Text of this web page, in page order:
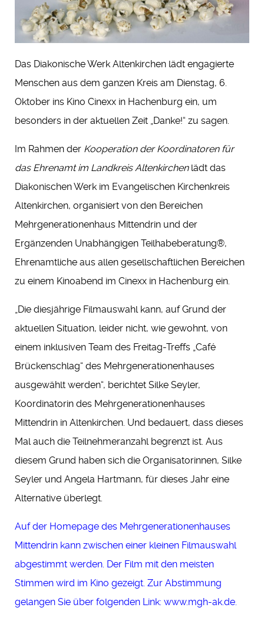
Das Diakonische Werk Altenkirchen lädt engagierte
Menschen aus dem ganzen Kreis am Dienstag, 6.
Oktober ins Kino Cinexx in Hachenburg ein, um
besonders in der aktuellen Zeit „Danke!“ zu sagen.
Im Rahmen der Kooperation der Koordinatoren für
das Ehrenamt im Landkreis Altenkirchenlädt das
Diakonischen Werk im Evangelischen Kirchenkreis
Altenkirchen, organisiert von den Bereichen
Mehrgenerationenhaus Mittendrin und der
Ergänzenden Unabhängigen Teilhabeberatung®,
Ehrenamtliche aus allen gesellschaftlichen Bereichen
zu einem Kinoabend im Cinexx in Hachenburg ein.
„Die diesjährige Filmauswahl kann, auf Grund der
aktuellen Situation, leider nicht, wie gewohnt, von
einem inklusiven Team des Freitag-Treffs „Café
Brückenschlag“ des Mehrgenerationenhauses
ausgewählt werden“, berichtet Silke Seyler,
Koordinatorin des Mehrgenerationenhauses
Mittendrin in Altenkirchen. Und bedauert, dass dieses
Mal auch die Teilnehmeranzahl begrenzt ist. Aus
diesem Grund haben sich die Organisatorinnen, Silke
Seyler und Angela Hartmann, für dieses Jahr eine
Alternative überlegt.
Auf der Homepage des Mehrgenerationenhauses
Mittendrin kann zwischen einer kleinen Filmauswahl
abgestimmt werden. Der Film mit den meisten
Stimmen wird im Kino gezeigt. Zur Abstimmung
gelangen Sie über folgenden Link: www.mgh-ak.de.